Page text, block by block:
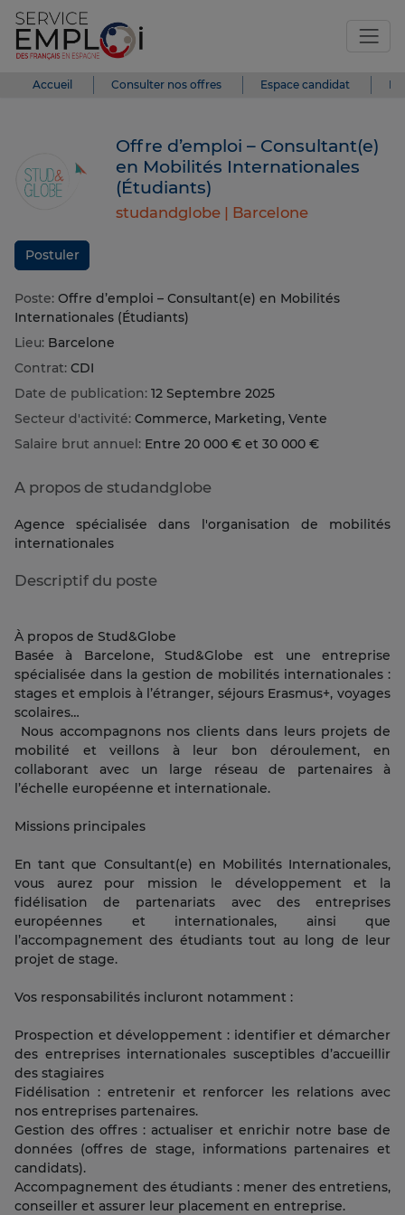
Accueil Consulter nos offres Espace candidat
Offre d’emploi – Consultant(e)
en Mobilités Internationales
(Étudiants)
studandglobe | Barcelone
Postuler
Poste: Offre d’emploi – Consultant(e) en Mobilités
Internationales (Étudiants)
Lieu: Barcelone
Contrat: CDI
Date de publication: 12 Septembre 2025
Secteur d'activité: Commerce, Marketing, Vente
Salaire brut annuel: Entre 20 000 € et 30 000 €
A propos de studandglobe
Agence spécialisée dans l'organisation de mobilités
internationales
Descriptif du poste
À propos de Stud&Globe
Basée à Barcelone, Stud&Globe est une entreprise
spécialisée dans la gestion de mobilités internationales :
stages et emplois à l’étranger, séjours Erasmus+, voyages
scolaires…
Nous accompagnons nos clients dans leurs projets de
mobilité et veillons à leur bon déroulement, en
collaborant avec un large réseau de partenaires à
l’échelle européenne et internationale.
Missions principales
En tant que Consultant(e) en Mobilités Internationales,
vous aurez pour mission le développement et la
fidélisation de partenariats avec des entreprises
européennes et internationales, ainsi que
l’accompagnement des étudiants tout au long de leur
projet de stage.
Vos responsabilités incluront notamment :
Prospection et développement : identifier et démarcher
des entreprises internationales susceptibles d’accueillir
des stagiaires
Fidélisation : entretenir et renforcer les relations avec
nos entreprises partenaires.
Gestion des offres : actualiser et enrichir notre base de
données (offres de stage, informations partenaires et
candidats).
Accompagnement des étudiants : mener des entretiens,
conseiller et assurer leur placement en entreprise.